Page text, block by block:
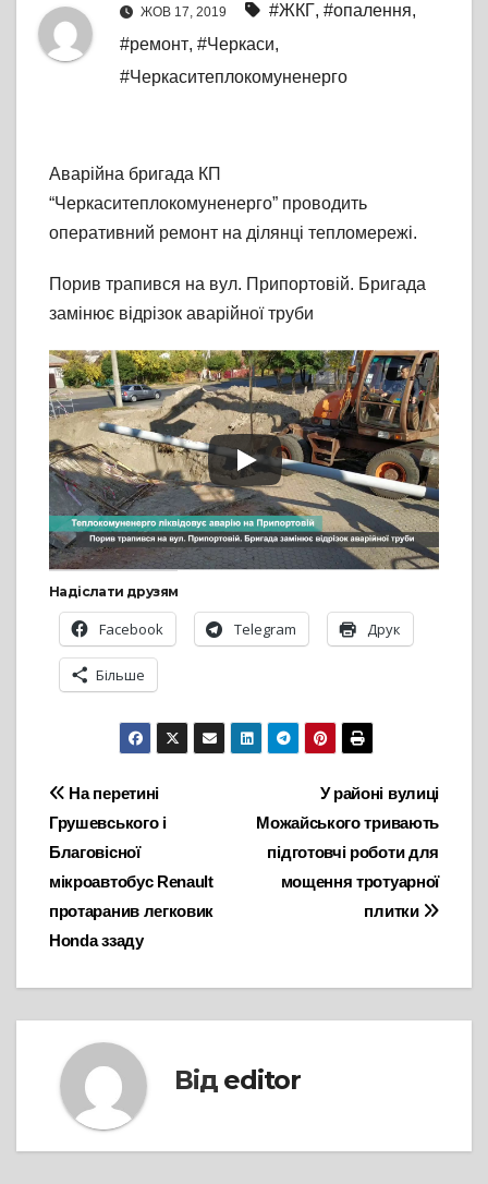
ЖОВ 17, 2019 #ЖКГ, #опалення,
#ремонт, #Черкаси,
#Черкаситеплокомуненерго
Аварійна бригада КП
“Черкаситеплокомуненерго” проводить
оперативний ремонт на ділянці тепломережі.
Порив трапився на вул. Припортовій. Бригада
замінює відрізок аварійної труби
Надіслати друзям
Facebook Telegram Друк
Більше
Навігація
записів
У районі вулиці
Можайського тривають
підготовчі роботи для
мощення тротуарної
плитки
На перетині
Грушевського і
Благовісної
мікроавтобус Renault
протаранив легковик
Honda ззаду
Від editor